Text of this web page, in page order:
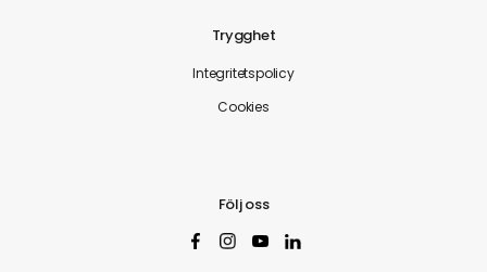
Trygghet
Integritetspolicy
Cookies
Följ oss